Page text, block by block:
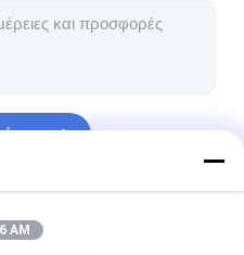
έγγραφο της Kraft
κολλητική ταινία
AM